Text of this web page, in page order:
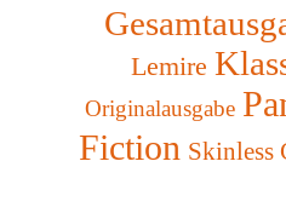
Lemire
Originalausgabe
Fiction Skinless